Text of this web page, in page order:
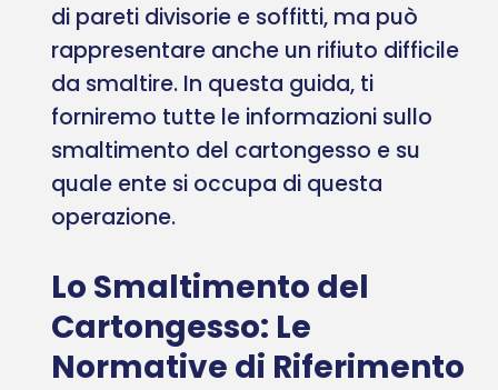
di pareti divisorie e soffitti, ma può
rappresentare anche un rifiuto difficile
da smaltire. In questa guida, ti
forniremo tutte le informazioni sullo
smaltimento del cartongesso e su
quale ente si occupa di questa
operazione.
Lo Smaltimento del
Cartongesso: Le
Normative di Riferimento